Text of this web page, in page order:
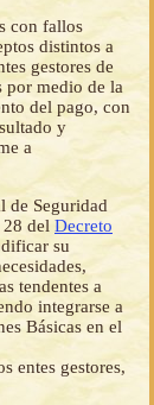
con fallos
distintos a
gestores de
por medio de la
del pago, con
y
a
de Seguridad
del Decreto
su
tendentes a
integrarse a
Básicas en el
entes gestores,